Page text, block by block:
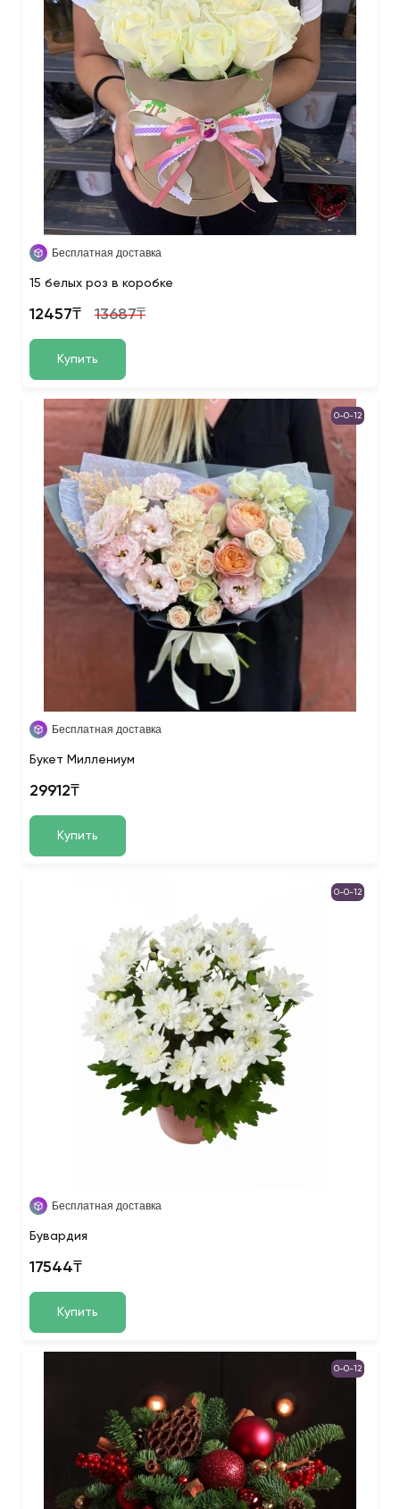
Бесплатная доставка
15 белых роз в коробке
12457₸ 13687₸
Купить
0-0-12
Бесплатная доставка
Букет Миллениум
29912₸
Купить
0-0-12
Бесплатная доставка
Бувардия
17544₸
Купить
0-0-12